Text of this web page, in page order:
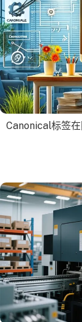
Canonical标签